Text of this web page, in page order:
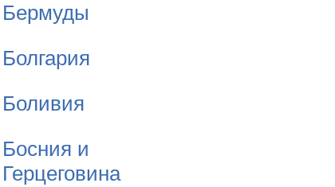
Бермуды
Болгария
Боливия
Босния и
Герцеговина